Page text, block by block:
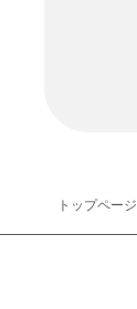
トップページ